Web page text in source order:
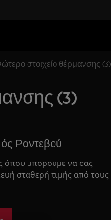
στοιχείο θέρμανσης (3)
(3)
Ραντεβού
όπου μπορουμε να σας
σταθερή τιμής από τους